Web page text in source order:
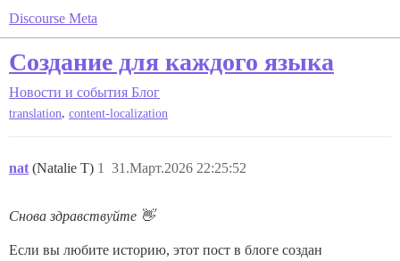
Discourse Meta
Создание для каждого языка
Новости и события Блог
translation, content-localization
nat (Natalie T) 31.Март.2026 22:25:52
1
Снова здравствуйте 👋
Если вы любите историю, этот пост в блоге создан